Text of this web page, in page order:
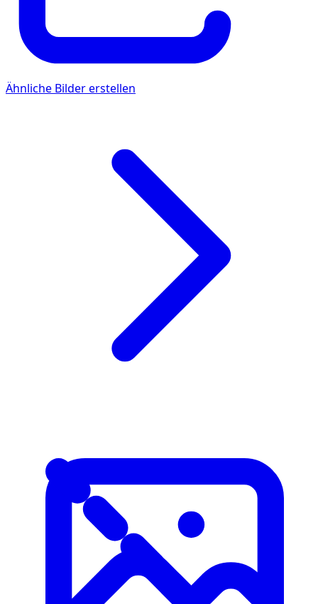
Ähnliche Bilder erstellen